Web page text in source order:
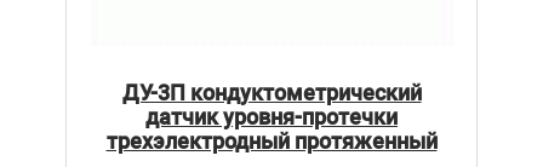
ДУ-3П кондуктометрический
датчик уровня-протечки
трехэлектродный протяженный